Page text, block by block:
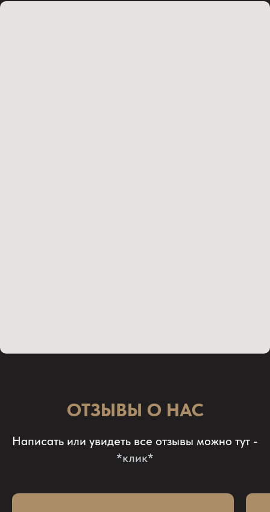
ОТЗЫВЫ О НАС
Написать или увидеть все отзывы можно тут -
*клик*